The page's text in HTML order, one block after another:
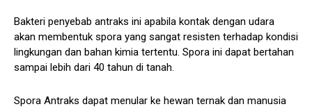
Bakteri penyebab antraks ini apabila kontak dengan udara
akan membentuk spora yang sangat resisten terhadap kondisi
lingkungan dan bahan kimia tertentu. Spora ini dapat bertahan
sampai lebih dari 40 tahun di tanah.
Spora Antraks dapat menular ke hewan ternak dan manusia